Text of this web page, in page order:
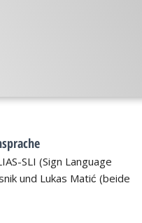
SLI (Sign Language
und Lukas Matić (beide